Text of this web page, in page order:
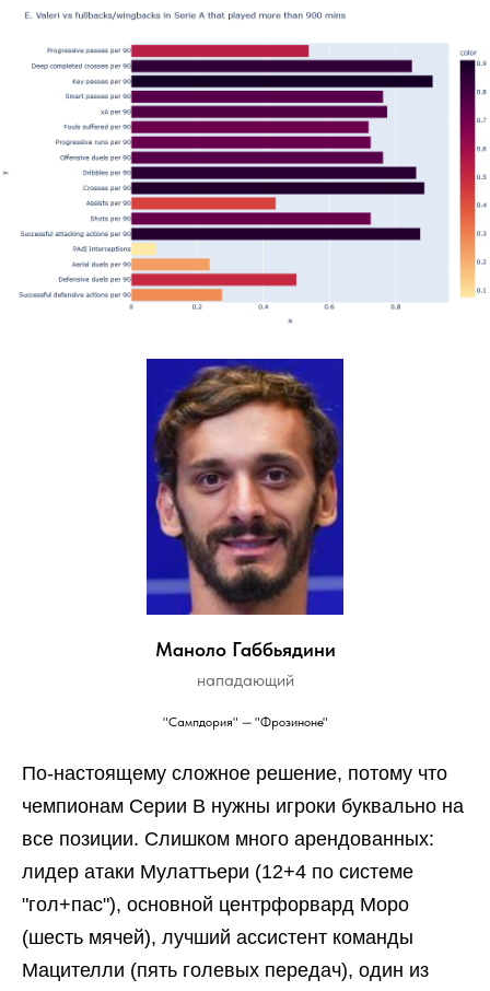
Маноло Габбьядини
нападающий
"Сампдория" — "Фрозиноне"
По-настоящему сложное решение, потому что
чемпионам Серии В нужны игроки буквально на
все позиции. Слишком много арендованных:
лидер атаки Мулаттьери (12+4 по системе
"гол+пас"), основной центрфорвард Моро
(шесть мячей), лучший ассистент команды
Мацителли (пять голевых передач), один из